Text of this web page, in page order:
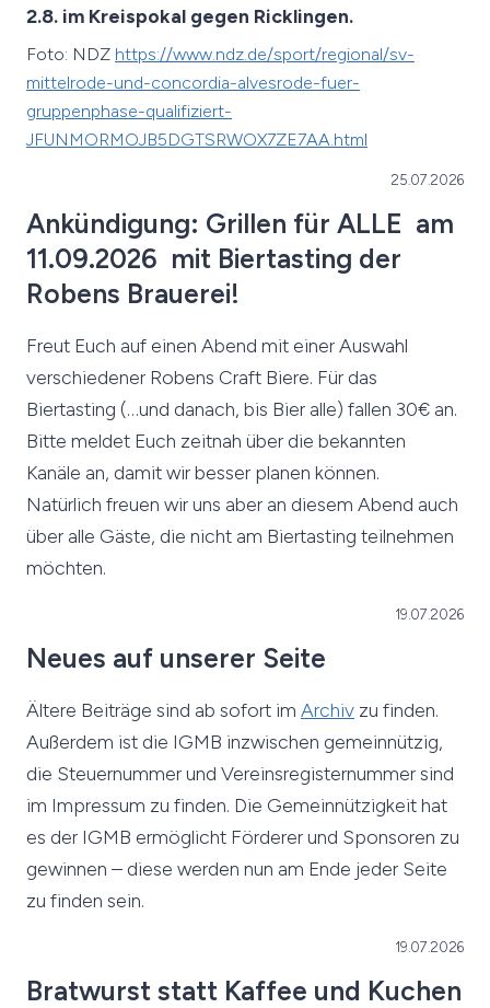
2.8. im Kreispokal gegen Ricklingen.
Foto: NDZ https://www.ndz.de/sport/regional/sv-
mittelrode-und-concordia-alvesrode-fuer-
gruppenphase-qualifiziert-
JFUNMORMOJB5DGTSRWOX7ZE7AA.html
25.07.2026
Ankündigung: Grillen für ALLE am
11.09.2026 mit Biertasting der
Robens Brauerei!
Freut Euch auf einen Abend mit einer Auswahl
verschiedener Robens Craft Biere. Für das
Biertasting (…und danach, bis Bier alle) fallen 30€ an.
Bitte meldet Euch zeitnah über die bekannten
Kanäle an, damit wir besser planen können.
Natürlich freuen wir uns aber an diesem Abend auch
über alle Gäste, die nicht am Biertasting teilnehmen
möchten.
19.07.2026
Neues auf unserer Seite
Ältere Beiträge sind ab sofort im Archiv zu finden.
Außerdem ist die IGMB inzwischen gemeinnützig,
die Steuernummer und Vereinsregisternummer sind
im Impressum zu finden. Die Gemeinnützigkeit hat
es der IGMB ermöglicht Förderer und Sponsoren zu
gewinnen – diese werden nun am Ende jeder Seite
zu finden sein.
19.07.2026
Bratwurst statt Kaffee und Kuchen